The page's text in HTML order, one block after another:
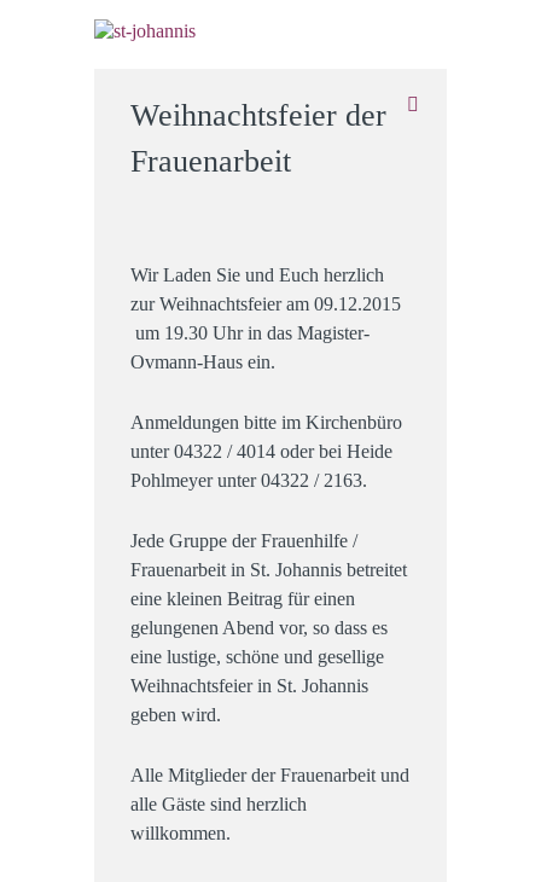
Weihnachtsfeier der
Frauenarbeit
Wir Laden Sie und Euch herzlich
zur Weihnachtsfeier am 09.12.2015
um 19.30 Uhr in das Magister-
Ovmann-Haus ein.
Anmeldungen bitte im Kirchenbüro
unter 04322 / 4014 oder bei Heide
Pohlmeyer unter 04322 / 2163.
Jede Gruppe der Frauenhilfe /
Frauenarbeit in St. Johannis betreitet
eine kleinen Beitrag für einen
gelungenen Abend vor, so dass es
eine lustige, schöne und gesellige
Weihnachtsfeier in St. Johannis
geben wird.
Alle Mitglieder der Frauenarbeit und
alle Gäste sind herzlich
willkommen.